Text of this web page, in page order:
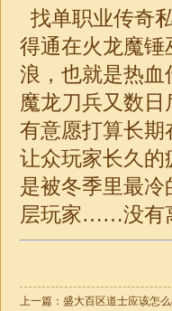
找单职业传奇
得通在火龙魔
浪，也就是热血
魔龙刀兵又数
有意愿打算长
让众玩家长久
是被冬季里最冷
层玩家……没有
上一篇： 盛大百区道士应该怎